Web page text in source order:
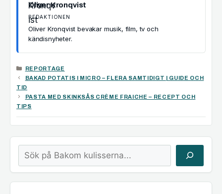
Oliver Kronqvist
REDAKTIONEN
Oliver Kronqvist bevakar musik, film, tv och
kändisnyheter.
KATEGORIER
REPORTAGE
BAKAD POTATIS I MICRO – FLERA SAMTIDIGT | GUIDE OCH
TID
PASTA MED SKINKSÅS CRÈME FRAICHE – RECEPT OCH
TIPS
Sök